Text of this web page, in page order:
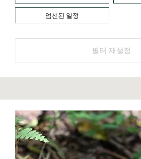
엄선된 일정
필터 재설정